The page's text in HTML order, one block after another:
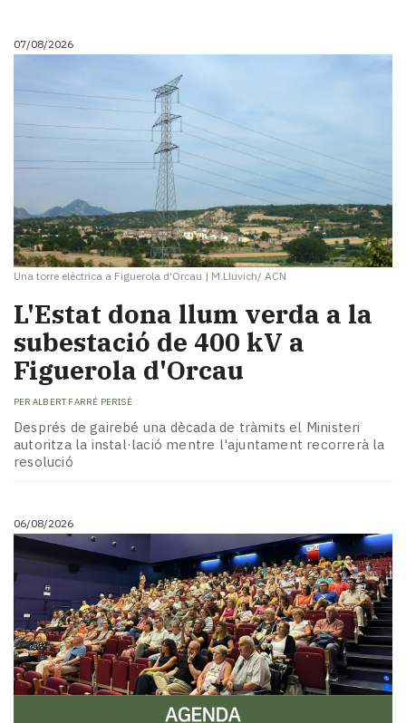
Cultura
Mai
TV
i
temps
Reportatges
Entrevistes
Enquestes
A
escena!
Dis
la
teva!
Subscriptors
La
newsletter
del
patrocinat
Lo
més
llegit...
Editorial
07/08/2026
Una torre elèctrica a Figuerola d'Orcau | M.Lluvich/ ACN
L'Estat dona llum verda a la
subestació de 400 kV a
Figuerola d'Orcau
PER ALBERT FARRÉ PERISÉ
Després de gairebé una dècada de tràmits el Ministeri
autoritza la instal·lació mentre l'ajuntament recorrerà la
resolució
06/08/2026